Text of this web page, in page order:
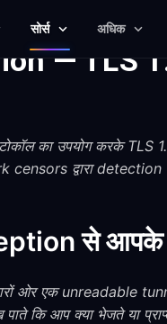
सोर्स अधिक
— TLS
का उपयोग करके
censors द्वारा
से आपके
एक unreadable
कि आप क्या भेजते या